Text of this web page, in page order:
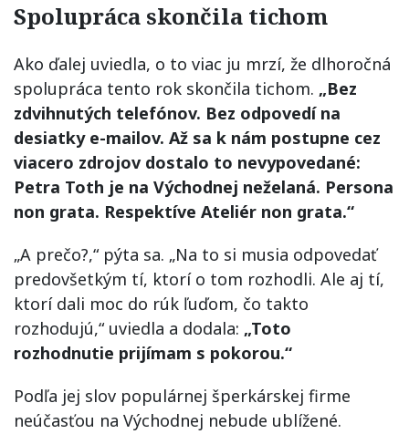
Spolupráca skončila tichom
Ako ďalej uviedla, o to viac ju mrzí, že dlhoročná
spolupráca tento rok skončila tichom. „Bez
zdvihnutých telefónov. Bez odpovedí na
desiatky e-mailov. Až sa k nám postupne cez
viacero zdrojov dostalo to nevypovedané:
Petra Toth je na Východnej neželaná. Persona
non grata. Respektíve Ateliér non grata.“
„A prečo?,“ pýta sa. „Na to si musia odpovedať
predovšetkým tí, ktorí o tom rozhodli. Ale aj tí,
ktorí dali moc do rúk ľuďom, čo takto
rozhodujú,“ uviedla a dodala: „Toto
rozhodnutie prijímam s pokorou.“
Podľa jej slov populárnej šperkárskej firme
neúčasťou na Východnej nebude ublížené.